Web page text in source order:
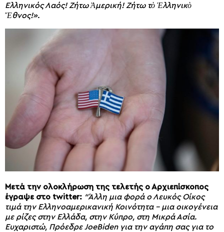
Ελληνικός Λαός! Ζήτω Ἀμερική! Ζήτω τὸ Ἑλληνικὸ
Ἔθνος!».
Μετά την ολοκλήρωση της τελετής ο Αρχιεπίσκοπος
έγραψε στο twitter: “Άλλη μια φορά ο Λευκός Οίκος
τιμά την Ελληνοαμερικανική Κοινότητα – μια οικογένεια
με ρίζες στην Ελλάδα, στην Κύπρο, στη Μικρά Ασία.
Ευχαριστώ, Πρόεδρε JoeBiden για την αγάπη σας για το